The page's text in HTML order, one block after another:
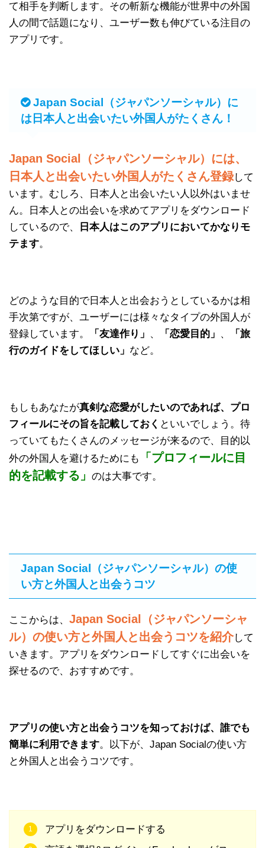
て相手を判断します。その斬新な機能が世界中の外国
人の間で話題になり、ユーザー数も伸びている注目の
アプリです。
Japan Social（ジャパンソーシャル）に
は日本人と出会いたい外国人がたくさん！
Japan Social（ジャパンソーシャル）には、
日本人と出会いたい外国人がたくさん登録して
います。むしろ、日本人と出会いたい人以外はいませ
ん。日本人との出会いを求めてアプリをダウンロード
しているので、
日本人はこのアプリにおいてかなりモ
テます。
どのような目的で日本人と出会おうとしているかは相
手次第ですが、ユーザーには様々なタイプの外国人が
登録しています。
「友達作り」 、 「恋愛目的」 、
「旅
行のガイドをしてほしい」 など。
もしもあなたが真剣な恋愛がしたいのであれば、プロ
フィールにその旨を記載しておく といいでしょう。待
っていてもたくさんのメッセージが来るので、目的以
外の外国人を避けるためにも
「プロフィールに目
的を記載する」 のは大事です。
Japan Social（ジャパンソーシャル）の使
い方と外国人と出会うコツ
ここからは、 Japan Social（ジャパンソーシャ
ル）の使い方と外国人と出会うコツを紹介して
いきます。アプリをダウンロードしてすぐに出会いを
探せるので、おすすめです。
アプリの使い方と出会うコツを知っておけば、誰でも
簡単に利用できます。以下が、Japan Socialの使い方
と外国人と出会うコツです。
アプリをダウンロードする